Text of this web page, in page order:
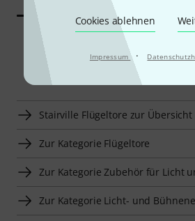
Cookies ablehnen
Impressum ·
Smart
Stairville Flügeltore zur Übersicht
Zur Kategorie Flügeltore
Zur Kategorie Zubehör für Licht
Zur Kategorie Licht- und